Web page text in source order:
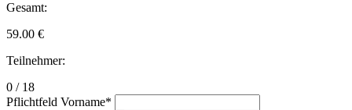
Gesamt:
59.00 €
Teilnehmer:
0 / 18
Pflichtfeld Vorname*